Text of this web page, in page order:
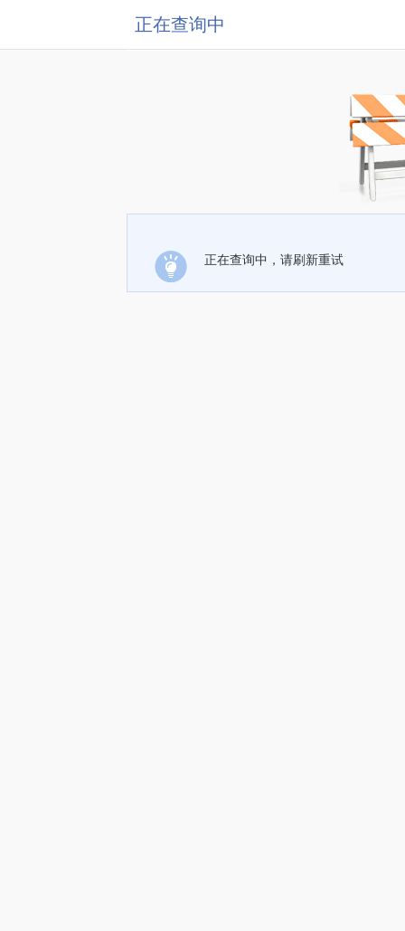
正在查询中
正在查询中，请刷新重试